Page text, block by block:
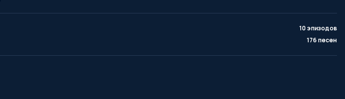
10 эпизодов
176 песен